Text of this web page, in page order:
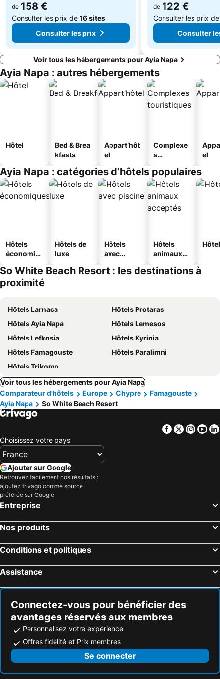
de 158 €
Consulter les prix de 16 sites
Consulter les prix
de 122 €
Consulter les prix
Consulter
Voir tous les hébergements pour Ayia Napa
Ayia Napa : autres hébergements
Hôtel
Bed & Brea
kfasts
Appart’hôt
el
Complexe
s
s
el
Ayia Napa : catégories d’hôtels populaires
Hôtels
économiq
Hôtels de
luxe
Hôtels
avec
Hôtels
animaux
So White Beach Resort : les destinations à
proximité
Hôtels Larnaca
Hôtels Protaras
Hôtels Ayia Napa
Hôtels Lemesos
Hôtels Lefkosia
Hôtels Kyrinia
Hôtels Famagouste
Hôtels Paralimni
Hôtels Trikomo
Voir tous les hébergements pour Ayia Napa
Comparateur d'hôtels
Europe Chypre
Famagouste
Ayia Napa
So White Beach Resort
Facebook
Twitter
Choisissez votre pays
Ajouter sur Google
Retrouvez facilement nos résultats :
ajoutez trivago comme source
préférée sur Google.
Entreprise
Nos produits
Conditions et politiques
Assistance
Connectez-vous pour bénéficier des
avantages réservés aux membres
Personnalisez votre expérience
Offres fidélité et Prix membres
Se connecter